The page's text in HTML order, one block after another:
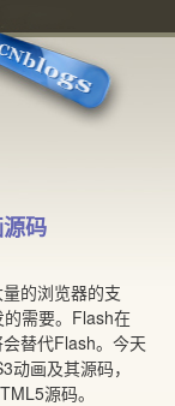
码
的浏览器的支
需要。Flash在
替代Flash。今天
画及其源码，
源码。